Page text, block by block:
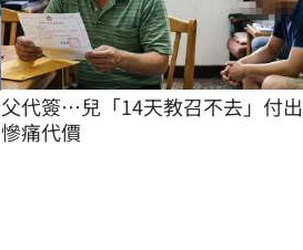
父代簽…兒「14天教召不去」付出
慘痛代價